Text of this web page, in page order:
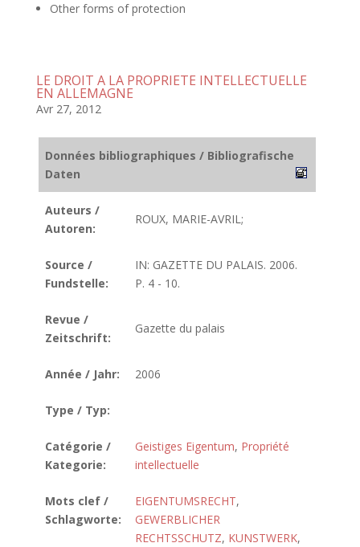
Other forms of protection
LE DROIT A LA PROPRIETE INTELLECTUELLE
EN ALLEMAGNE
Avr 27, 2012
Données bibliographiques / Bibliografische
Daten
Auteurs /
Autoren:
ROUX, MARIE-AVRIL;
Source /
Fundstelle:
IN: GAZETTE DU PALAIS. 2006.
P. 4 - 10.
Revue /
Zeitschrift:
Gazette du palais
Année / Jahr: 2006
Type / Typ:
Catégorie /
Kategorie:
Geistiges Eigentum, Propriété
intellectuelle
Mots clef /
Schlagworte:
EIGENTUMSRECHT,
GEWERBLICHER
RECHTSSCHUTZ, KUNSTWERK,